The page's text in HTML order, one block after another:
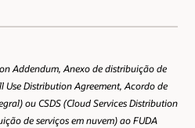
Addendum, Anexo de distribuição de
Use Distribution Agreement, Acordo de
ou CSDS (Cloud Services Distribution
de serviços em nuvem) ao FUDA